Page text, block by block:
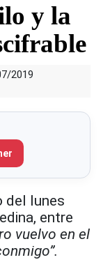
y la
2019
del lunes
entre
vuelvo en el